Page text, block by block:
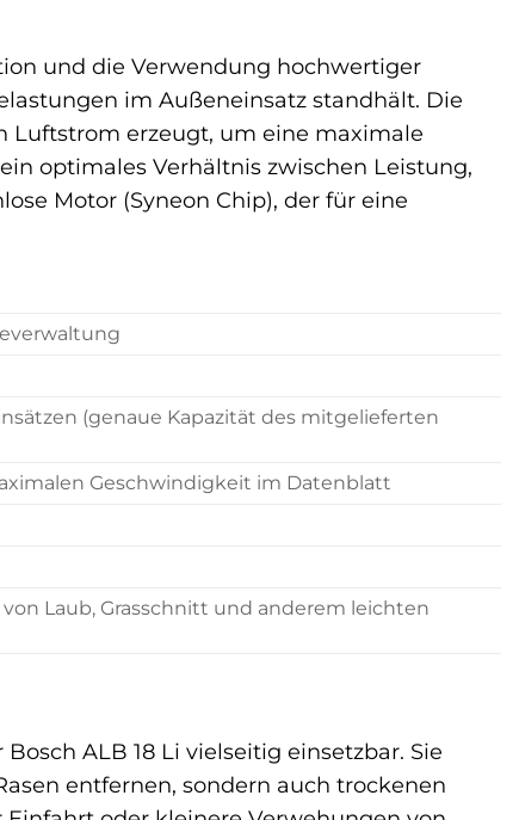
und die Verwendung hochwertiger
im Außeneinsatz standhält. Die
Luftstrom erzeugt, um eine maximale
optimales Verhältnis zwischen Leistung,
Motor (Syneon Chip), der für eine
(genaue Kapazität des mitgelieferten
Geschwindigkeit im Datenblatt
Laub, Grasschnitt und anderem leichten
ALB 18 Li vielseitig einsetzbar. Sie
entfernen, sondern auch trockenen